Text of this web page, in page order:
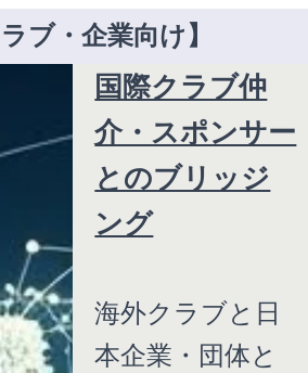
ラブ・企業向け】
国際クラブ仲
介・スポンサー
とのブリッジ
ング
海外クラブと日
本企業・団体と